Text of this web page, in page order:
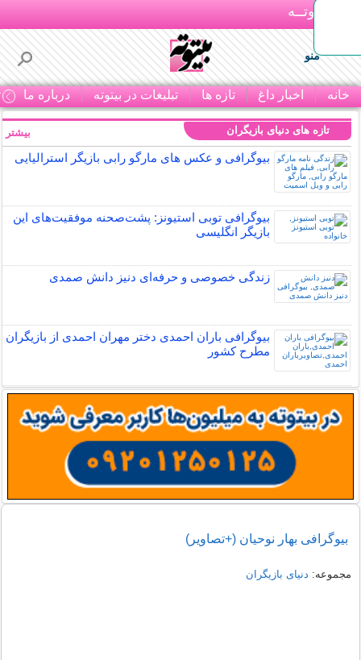
بـیتوتــه
منو
خانه اخبار داغ تازه ها تبلیغات در بیتوته درباره ما
تازه های دنیای بازیگران
بیوگرافی و عکس های مارگو رابی بازیگر استرالیایی
بیوگرافی توبی استیونز: پشت‌صحنه موفقیت‌های این
بازیگر انگلیسی
زندگی خصوصی و حرفه‌ای دنیز دانش صمدی
بیوگرافی باران احمدی دختر مهران احمدی از بازیگران
مطرح کشور
بیشتر
بیوگرافی بهار نوحیان (+تصاویر)
مجموعه: دنیای بازیگران